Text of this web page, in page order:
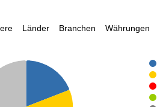
Länder Branchen Währungen